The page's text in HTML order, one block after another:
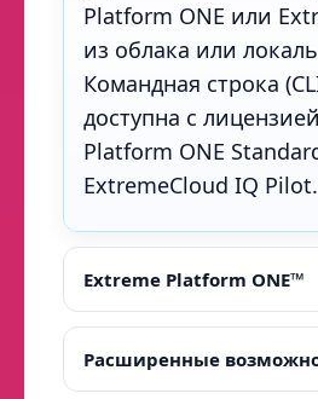
Platform ONE или
из облака или
Командная строка
доступна с
Platform ONE
ExtremeCloud IQ Pilot.
Extreme Platform ONE™
Расширенные